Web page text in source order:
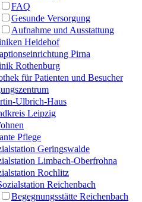
FAQ
Gesunde Versorgung
Aufnahme und Ausstattung
Heidehof
Pirna
Rothenburg
für Patienten und Besucher
Ulbrich-Haus
Leipzig
Pflege
Geringswalde
Limbach-Oberfrohna
Rochlitz
Reichenbach
Begegnungsstätte Reichenbach